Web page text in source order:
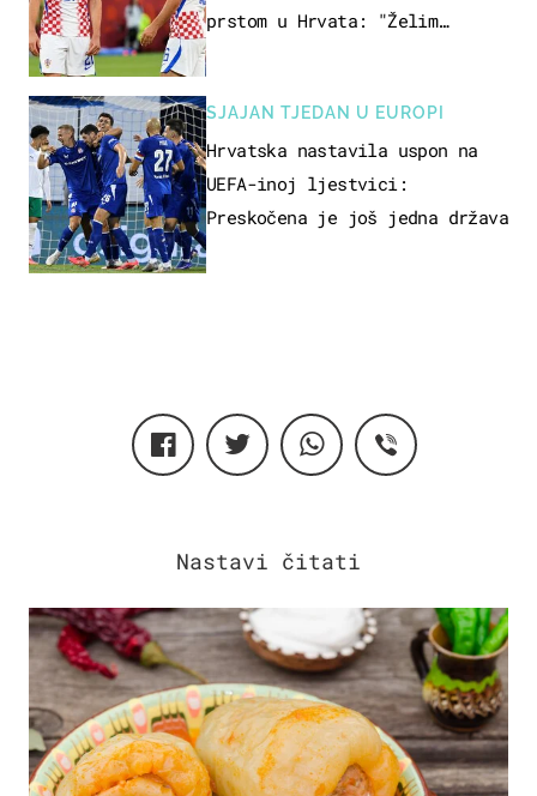
prstom u Hrvata: "Želim
SJAJAN TJEDAN U EUROPI
Hrvatska nastavila uspon na
UEFA-inoj ljestvici:
Preskočena je još jedna država